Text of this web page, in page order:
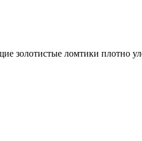
ломтики плотно